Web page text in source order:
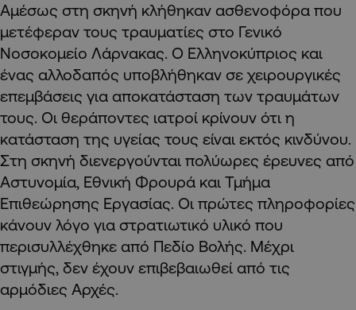
Αμέσως στη σκηνή κλήθηκαν ασθενοφόρα που
μετέφεραν τους τραυματίες στο Γενικό
Νοσοκομείο Λάρνακας. Ο Ελληνοκύπριος και
ένας αλλοδαπός υποβλήθηκαν σε χειρουργικές
επεμβάσεις για αποκατάσταση των τραυμάτων
τους. Οι θεράποντες ιατροί κρίνουν ότι η
κατάσταση της υγείας τους είναι εκτός κινδύνου.
Στη σκηνή διενεργούνται πολύωρες έρευνες από
Αστυνομία, Εθνική Φρουρά και Τμήμα
Επιθεώρησης Εργασίας. Οι πρώτες πληροφορίες
κάνουν λόγο για στρατιωτικό υλικό που
περισυλλέχθηκε από Πεδίο Βολής. Μέχρι
στιγμής, δεν έχουν επιβεβαιωθεί από τις
αρμόδιες Αρχές.